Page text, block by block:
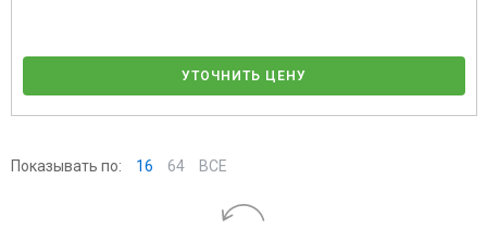
УТОЧНИТЬ ЦЕНУ
Показывать по: 16 64 ВСЕ